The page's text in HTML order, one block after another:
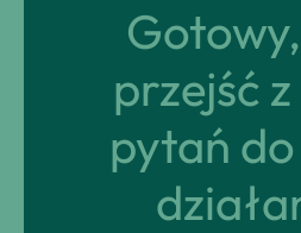
przejść
pytań